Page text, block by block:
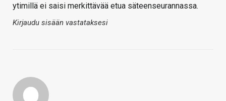
ytimillä ei saisi merkittävää etua säteenseurannassa.
Kirjaudu sisään vastataksesi